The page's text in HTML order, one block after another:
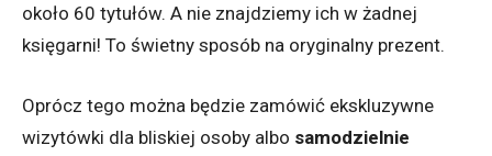
około 60 tytułów. A nie znajdziemy ich w żadnej
księgarni! To świetny sposób na oryginalny prezent.
Oprócz tego można będzie zamówić ekskluzywne
wizytówki dla bliskiej osoby albo samodzielnie